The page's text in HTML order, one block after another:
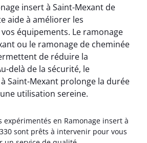
insert à Saint-Mexant de
aide à améliorer les
équipements. Le ramonage
ou le ramonage de cheminée
de réduire la
delà de la sécurité, le
Saint-Mexant prolonge la durée
utilisation sereine.
expérimentés en Ramonage insert à
sont prêts à intervenir pour vous